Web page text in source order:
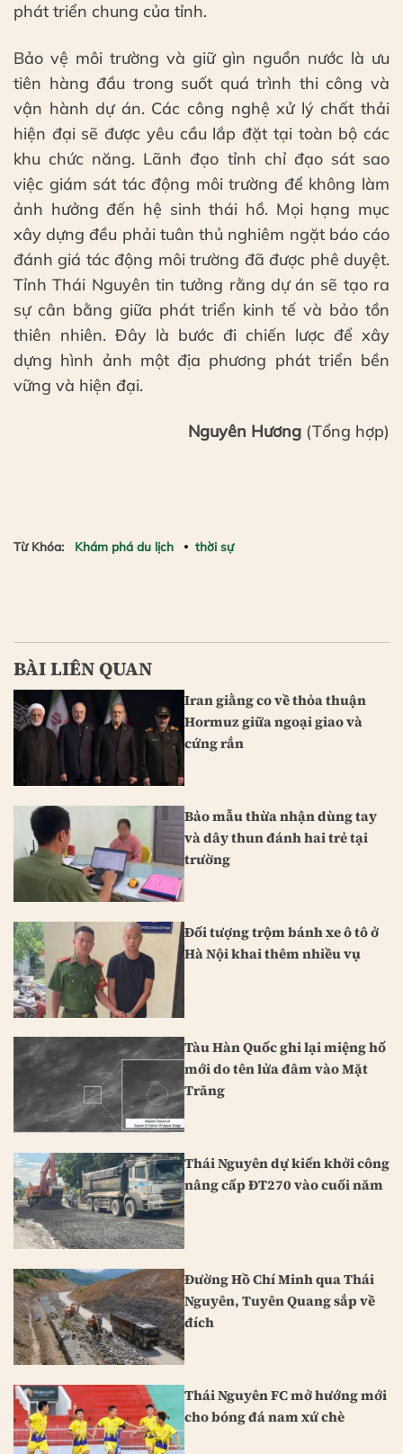
phát triển chung của tỉnh.
Bảo vệ môi trường và giữ gìn nguồn nước là ưu
tiên hàng đầu trong suốt quá trình thi công và
vận hành dự án. Các công nghệ xử lý chất thải
hiện đại sẽ được yêu cầu lắp đặt tại toàn bộ các
khu chức năng. Lãnh đạo tỉnh chỉ đạo sát sao
việc giám sát tác động môi trường để không làm
ảnh hưởng đến hệ sinh thái hồ. Mọi hạng mục
xây dựng đều phải tuân thủ nghiêm ngặt báo cáo
đánh giá tác động môi trường đã được phê duyệt.
Tỉnh Thái Nguyên tin tưởng rằng dự án sẽ tạo ra
sự cân bằng giữa phát triển kinh tế và bảo tồn
thiên nhiên. Đây là bước đi chiến lược để xây
dựng hình ảnh một địa phương phát triển bền
vững và hiện đại.
Nguyên Hương (Tổng hợp)
Từ Khóa: Khám phá du lịch thời sự
BÀI LIÊN QUAN
Iran giằng co về thỏa thuận
Hormuz giữa ngoại giao và
cứng rắn
Bảo mẫu thừa nhận dùng tay
và dây thun đánh hai trẻ tại
trường
Đối tượng trộm bánh xe ô tô ở
Hà Nội khai thêm nhiều vụ
Tàu Hàn Quốc ghi lại miệng hố
mới do tên lửa đâm vào Mặt
Trăng
Thái Nguyên dự kiến khởi công
nâng cấp ĐT270 vào cuối năm
Đường Hồ Chí Minh qua Thái
Nguyên, Tuyên Quang sắp về
đích
Thái Nguyên FC mở hướng mới
cho bóng đá nam xứ chè